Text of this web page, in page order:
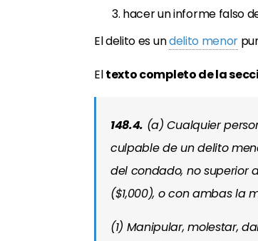
hacer un informe falso
El delito es undelito menor
Eltexto completo de la
148.4. (a) Cualquier
culpable de un delito
del condado, no superior
($1,000), o con ambas la
(1) Manipular, molestar,